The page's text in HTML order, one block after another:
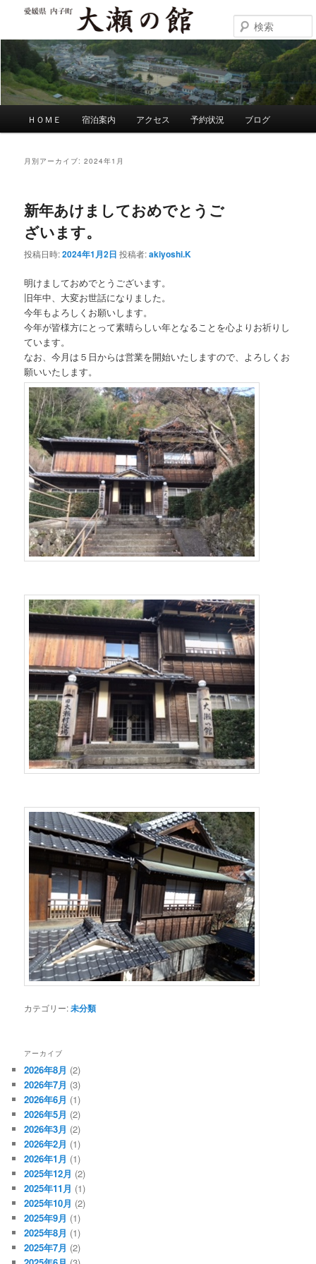
ン
ン
ン
コ
テ
ツ
大瀬の館
ＨＯＭＥ 宿泊案内 アクセス 予約状況 ブログ
月別アーカイブ:2024年1月
新年あけましておめでとうご
ざいます。
投稿日時:2024年1月2日 投稿者:akiyoshi.K
明けましておめでとうございます。
旧年中、大変お世話になりました。
今年もよろしくお願いします。
今年が皆様方にとって素晴らしい年となることを心よりお祈りし
ています。
なお、今月は５日からは営業を開始いたしますので、よろしくお
願いいたします。
カテゴリー:未分類
アーカイブ
2026年8月 (2)
2026年7月 (3)
2026年6月 (1)
2026年5月 (2)
2026年3月 (2)
2026年2月 (1)
2026年1月 (1)
2025年12月 (2)
2025年11月 (1)
2025年10月 (2)
2025年9月 (1)
2025年8月 (1)
2025年7月 (2)